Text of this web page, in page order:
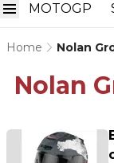
MOTOGP
Home Nolan
Nolan